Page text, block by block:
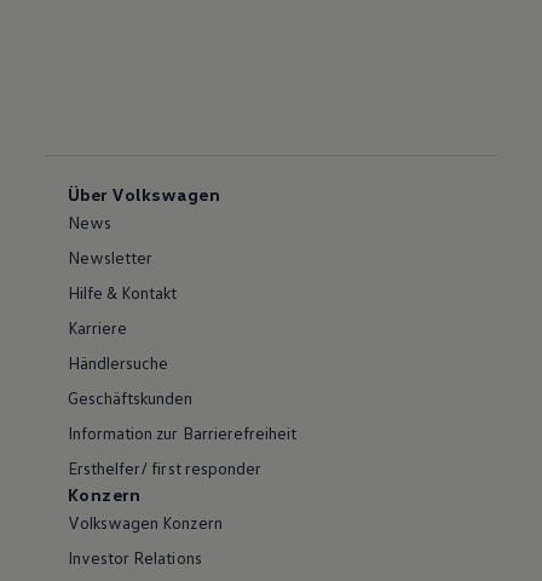
Über Volkswagen
News
Newsletter
Hilfe & Kontakt
Karriere
Händlersuche
Geschäftskunden
Information zur Barrierefreiheit
Ersthelfer/ first responder
Konzern
Volkswagen Konzern
Investor Relations